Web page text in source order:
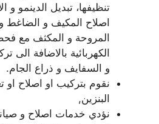
تنظيفها، تبديل الدينمو و
اصلاح المكيف و الضاغط
المروحة و المكثف مع
الكهربائية بالاضافة الى
و السفايف و ذراع الجام.
نقوم بتركيب او اصلاح او
البنزين,
نؤدي خدمات اصلاح و